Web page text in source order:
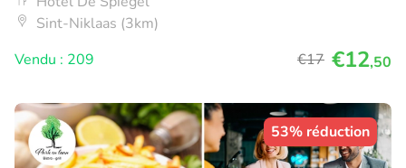
Sint-Niklaas (3km)
Vendu : 209
€17 €12,50
53% réduction